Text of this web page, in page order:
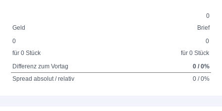
0
Geld
Brief
0
für 0 Stück
0
für 0 Stück
Differenz zum Vortag
0 / 0%
Spread absolut / relativ
0 / 0%